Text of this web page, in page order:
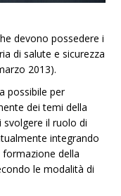
devono possedere i
di salute e sicurezza
2013).
possibile per
dei temi della
svolgere il ruolo di
integrando
della
le modalità di